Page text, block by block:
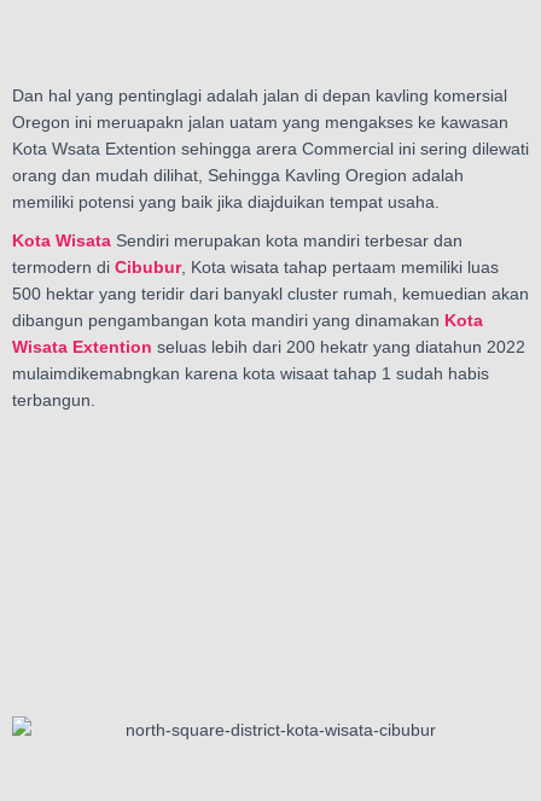
Dan hal yang pentinglagi adalah jalan di depan kavling komersial
Oregon ini meruapakn jalan uatam yang mengakses ke kawasan
Kota Wsata Extention sehingga arera Commercial ini sering dilewati
orang dan mudah dilihat, Sehingga Kavling Oregion adalah
memiliki potensi yang baik jika diajduikan tempat usaha.
Kota Wisata Sendiri merupakan kota mandiri terbesar dan
termodern di Cibubur, Kota wisata tahap pertaam memiliki luas
500 hektar yang teridir dari banyakl cluster rumah, kemuedian akan
dibangun pengambangan kota mandiri yang dinamakan Kota
Wisata Extention seluas lebih dari 200 hekatr yang diatahun 2022
mulaimdikemabngkan karena kota wisaat tahap 1 sudah habis
terbangun.